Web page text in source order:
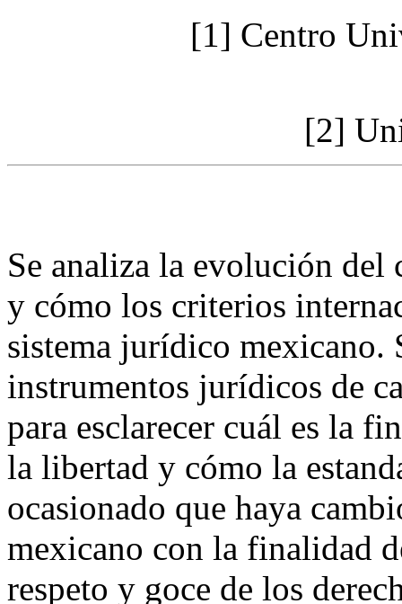
[1] Centro
[2]
Se analiza la evolución del
y cómo los criterios
sistema jurídico mexicano.
instrumentos jurídicos de
para esclarecer cuál es la
la libertad y cómo la
ocasionado que haya
mexicano con la finalidad
respeto y goce de los